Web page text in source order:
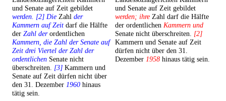
und Senate auf Zeit gebildet
werden. [2] Die Zahl der
Kammern auf Zeit darf die Hälfte
der Zahl derordentlichen
Kammern, die Zahl der Senate auf
Zeit drei Viertel der Zahl der
ordentlichen Senate nicht
überschreiten. [3] Kammern und
Senate auf Zeit dürfen nicht über
den 31. Dezember 1960 hinaus
tätig sein.
und Senate auf Zeit gebildet
werden; ihre Zahl darf die Hälfte
der ordentlichen Kammern und
Senate nicht überschreiten. [2]
Kammern und Senate auf Zeit
dürfen nicht über den 31.
Dezember 1958 hinaus tätig sein.